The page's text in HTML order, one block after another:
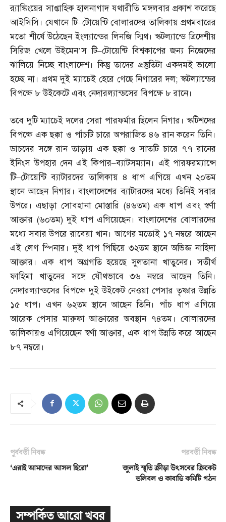
র‌্যাঙ্কিংয়ের সাপ্তাহিক হালনাগাদ যথারীতি মঙ্গলবার প্রকাশ করেছে
আইসিসি। যেখানে টি–টোয়েন্টি বোলারদের তালিকায় প্রথমবারের
মতো শীর্ষে উঠেছেন ইংল্যান্ডের লিনজি স্মিথ। স্কটল্যান্ডে ত্রিদেশীয়
সিরিজ খেলে উইমেন’স টি–টোয়েন্টি বিশ্বকাপের জন্য নিজেদের
ঝালিয়ে নিচ্ছে বাংলাদেশ। কিন্তু তাদের প্রস্তুতিটা একদমই ভালো
হচ্ছে না। প্রথম দুই ম্যাচেই হেরে গেছে নিগারের দল;স্কটল্যান্ডের
বিপক্ষে ৮ উইকেটে এবং নেদারল্যান্ডসের বিপক্ষে ৮ রানে।
তবে দুটি ম্যাচেই দলের সেরা পারফর্মার ছিলেন নিগার। স্কটিশদের
বিপক্ষে এক ছক্কা ও পাঁচটি চারে অপরাজিত ৪৬ রান করেন তিনি।
ডাচদের সঙ্গে রান তাড়ায় এক ছক্কা ও সাতটি চারে ৭৭ রানের
ইনিংস উপহার দেন এই কিপার–ব্যাটসম্যান। এই পারফরম্যান্সে
টি–টোয়েন্টি ব্যাটারদের তালিকায় ৪ ধাপ এগিয়ে এখন ২০তম
স্থানে আছেন নিগার। বাংলাদেশের ব্যাটারদের মধ্যে তিনিই সবার
উপরে। এছাড়া সোবহানা মোস্তারি (৪৬তম) এক ধাপ এবং স্বর্ণা
আক্তার (৬০তম)দুই ধাপ এগিয়েছেন। বাংলাদেশের বোলারদের
মধ্যে সবার উপরে রাবেয়া খান। আগের মতোই ১৭ নম্বরে আছেন
এই লেগ স্পিনার। দুই ধাপ পিছিয়ে ৩২তম স্থানে অভিজ্ঞ নাহিদা
আক্তার। এক ধাপ অগ্রগতি হয়েছে সুলতানা খাতুনের। সতীর্থ
ফাহিমা খাতুনের সঙ্গে যৌথভাবে ৩৬ নম্বরে আছেন তিনি।
নেদারল্যান্ডসের বিপক্ষে দুই উইকেট নেওয়া পেসার তৃষ্ণার উন্নতি
১৫ ধাপ। এখন ৬২তম স্থানে আছেন তিনি। পাঁচ ধাপ এগিয়ে
আরেক পেসার মারুফা আক্তারের অবস্থান ৭৪তম। বোলারদের
তালিকায়ও এগিয়েছেন স্বর্ণা আক্তার, এক ধাপ উন্নতি করে আছেন
৮৭ নম্বরে।
পূর্ববর্তী নিবন্ধ
‘এরাই আমাদের আসল হিরো’
পরবর্তী নিবন্ধ
জুলাই স্মৃতি ক্রীড়া উৎসবের ক্রিকেট
ভলিবল ও কাবাডি কমিটি গঠন
সম্পর্কিত আরো খবর